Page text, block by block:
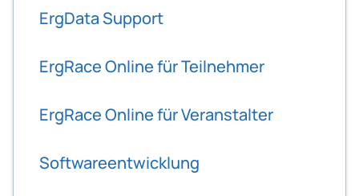
ErgData Support
ErgRace Online für Teilnehmer
ErgRace Online für Veranstalter
Softwareentwicklung